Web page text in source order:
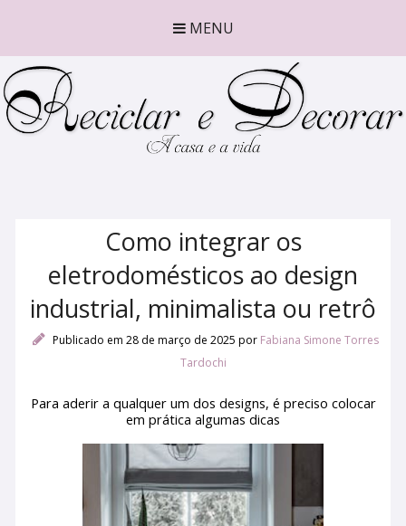
MENU
Como integrar os
eletrodomésticos ao design
industrial, minimalista ou retrô
Publicado em 28 de março de 2025 por Fabiana Simone Torres
Tardochi
Para aderir a qualquer um dos designs, é preciso colocar
em prática algumas dicas